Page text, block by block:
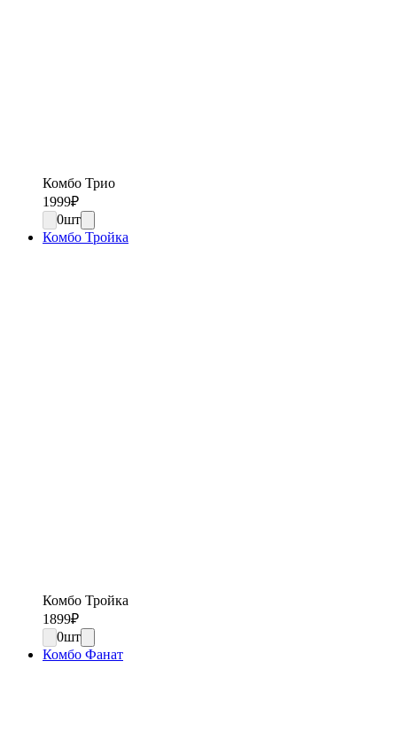
Комбо Трио
1999₽
0шт
Комбо Тройка
Комбо Тройка
1899₽
0шт
Комбо Фанат